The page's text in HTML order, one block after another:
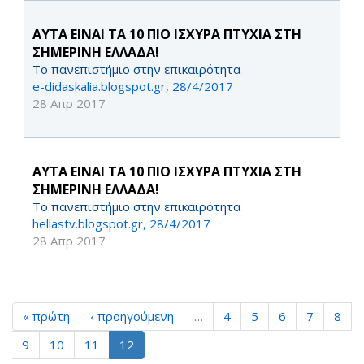
ΑΥΤΑ ΕΙΝΑΙ ΤΑ 10 ΠΙΟ ΙΣΧΥΡΑ ΠΤΥΧΙΑ ΣΤΗ
ΣΗΜΕΡΙΝΗ ΕΛΛΑΔΑ!
Το πανεπιστήμιο στην επικαιρότητα
e-didaskalia.blogspot.gr, 28/4/2017
28 Απρ 2017
ΑΥΤΑ ΕΙΝΑΙ ΤΑ 10 ΠΙΟ ΙΣΧΥΡΑ ΠΤΥΧΙΑ ΣΤΗ
ΣΗΜΕΡΙΝΗ ΕΛΛΑΔΑ!
Το πανεπιστήμιο στην επικαιρότητα
hellastv.blogspot.gr, 28/4/2017
28 Απρ 2017
« πρώτη ‹ προηγούμενη … 4 5 6 7
8
9
10 11 12